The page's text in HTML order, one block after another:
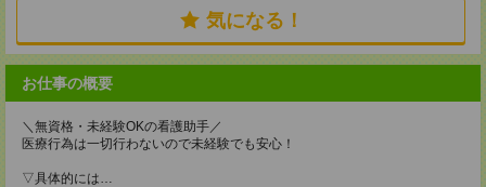
気になる！
お仕事の概要
＼無資格・未経験OKの看護助手／
医療行為は一切行わないので未経験でも安心！
▽具体的には…